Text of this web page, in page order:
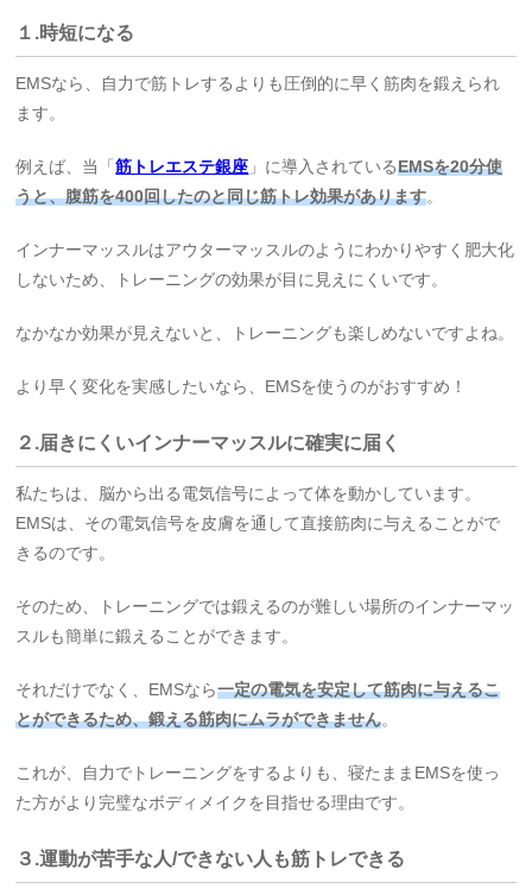
１.時短になる
EMSなら、自力で筋トレするよりも圧倒的に早く筋肉を鍛えられ
ます。
例えば、当「筋トレエステ銀座 」に導入されているEMSを20分使
うと、腹筋を400回したのと同じ筋トレ効果があります。
インナーマッスルはアウターマッスルのようにわかりやすく肥大化
しないため、トレーニングの効果が目に見えにくいです。
なかなか効果が見えないと、トレーニングも楽しめないですよね。
より早く変化を実感したいなら、EMSを使うのがおすすめ！
２.届きにくいインナーマッスルに確実に届く
私たちは、脳から出る電気信号によって体を動かしています。
EMSは、その電気信号を皮膚を通して直接筋肉に与えることがで
きるのです。
そのため、トレーニングでは鍛えるのが難しい場所のインナーマッ
スルも簡単に鍛えることができます。
それだけでなく、EMSなら一定の電気を安定して筋肉に与えるこ
とができるため、鍛える筋肉にムラができません。
これが、自力でトレーニングをするよりも、寝たままEMSを使っ
た方がより完璧なボディメイクを目指せる理由です。
３.運動が苦手な人/できない人も筋トレできる